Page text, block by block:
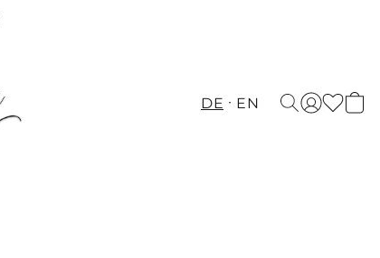
DE EN